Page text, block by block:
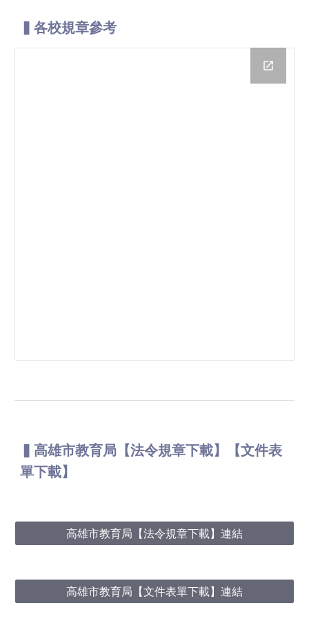
▍各校規章參考
▍高雄市教育局【法令規章下載】【文件表
單下載】
高雄市教育局【法令規章下載】連結
高雄市教育局【文件表單下載】連結